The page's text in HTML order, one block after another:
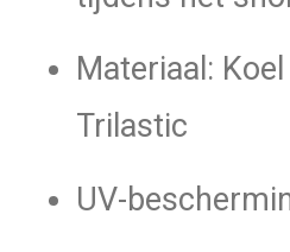
Materiaal:
Trilastic
UV-